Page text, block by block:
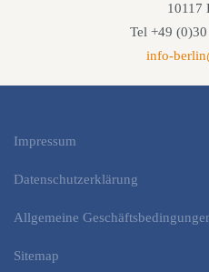
10117
Tel +49
info-
Impressum
Datenschutzerklärung
Allgemeine
Sitemap